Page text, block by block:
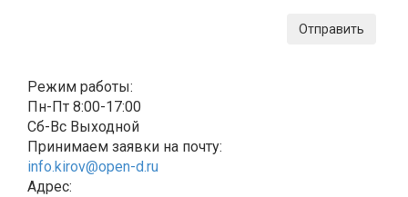
Отправить
Режим работы:
Пн-Пт 8:00-17:00
Сб-Вс Выходной
Принимаем заявки на почту:
info.kirov@open-d.ru
Адрес: